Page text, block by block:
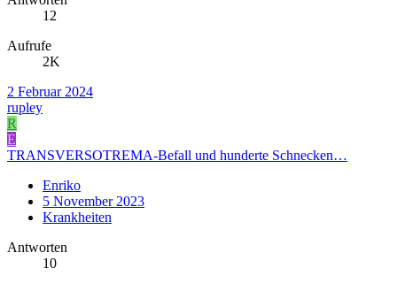
12
Aufrufe
2K
2 Februar 2024
rupley
R
E
TRANSVERSOTREMA-Befall und hunderte Schnecken…
Enriko
5 November 2023
Krankheiten
Antworten
10